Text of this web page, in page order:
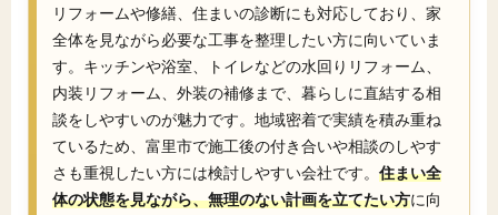
リフォームや修繕、住まいの診断にも対応しており、家
全体を見ながら必要な工事を整理したい方に向いていま
す。キッチンや浴室、トイレなどの水回りリフォーム、
内装リフォーム、外装の補修まで、暮らしに直結する相
談をしやすいのが魅力です。地域密着で実績を積み重ね
ているため、富里市で施工後の付き合いや相談のしやす
さも重視したい方には検討しやすい会社です。 住まい全
体の状態を見ながら、無理のない計画を立てたい方に向